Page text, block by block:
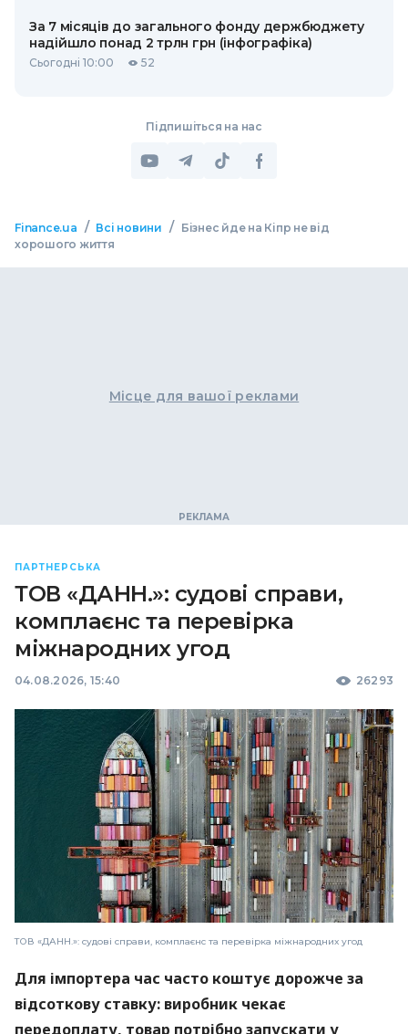
За 7 місяців до загального фонду держбюджету
надійшло понад 2 трлн грн (інфографіка)
Сьогодні 10:00 52
Підпишіться на нас
Finance.ua / Всі новини /
Бізнес йде на Кіпр не від
хорошого життя
Місце для вашої реклами
ПАРТНЕРСЬКА
ТОВ «ДАНН.»: судові справи,
комплаєнс та перевірка
міжнародних угод
04.08.2026, 15:40 26293
ТОВ «ДАНН.»: судові справи, комплаєнс та перевірка міжнародних угод
Для імпортера час часто коштує дорожче за
відсоткову ставку: виробник чекає
передоплату, товар потрібно запускати у